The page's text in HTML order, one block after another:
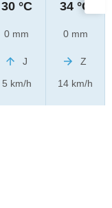
30 °C
0 mm
J
5 km/h
34 °C
0 mm
Z
14 km/h